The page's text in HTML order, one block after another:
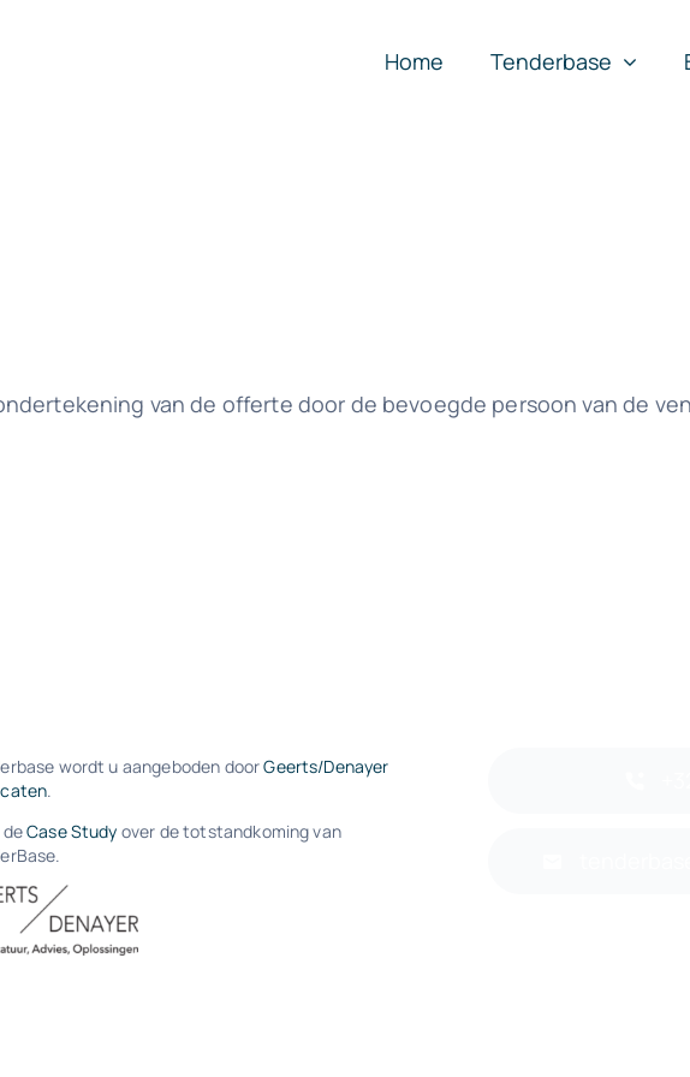
Home Tenderbase
van de offerte door de bevoegde persoon van de
wordt u aangeboden doorGeerts/Denayer
.
deCase Study over de totstandkoming van